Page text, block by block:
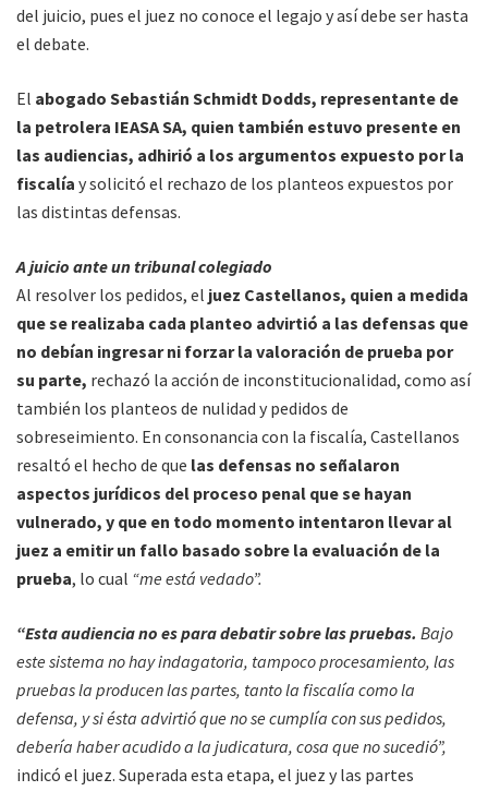
del juicio, pues el juez no conoce el legajo y así debe ser hasta
el debate.
El abogado Sebastián Schmidt Dodds, representante de
la petrolera IEASA SA, quien también estuvo presente en
las audiencias, adhirió a los argumentos expuesto por la
fiscalía y solicitó el rechazo de los planteos expuestos por
las distintas defensas.
A juicio ante un tribunal colegiado
Al resolver los pedidos, el juez Castellanos, quien a medida
que se realizaba cada planteo advirtió a las defensas que
no debían ingresar ni forzar la valoración de prueba por
su parte, rechazó la acción de inconstitucionalidad, como así
también los planteos de nulidad y pedidos de
sobreseimiento. En consonancia con la fiscalía, Castellanos
resaltó el hecho de que las defensas no señalaron
aspectos jurídicos del proceso penal que se hayan
vulnerado, y que en todo momento intentaron llevar al
juez a emitir un fallo basado sobre la evaluación de la
prueba, lo cual “me está vedado”.
“Esta audiencia no es para debatir sobre las pruebas. Bajo
este sistema no hay indagatoria, tampoco procesamiento, las
pruebas la producen las partes, tanto la fiscalía como la
defensa, y si ésta advirtió que no se cumplía con sus pedidos,
debería haber acudido a la judicatura, cosa que no sucedió”,
indicó el juez. Superada esta etapa, el juez y las partes